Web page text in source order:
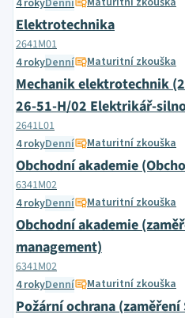
4 rokyDenní
Elektrotechnika
2641M01
4 rokyDenní Maturitní zkouška
Mechanik elektrotechnik
26-51-H/02 Elektrikář-
2641L01
4 rokyDenní Maturitní zkouška
Obchodní akademie
6341M02
4 rokyDenní Maturitní zkouška
Obchodní akademie
management)
6341M02
4 rokyDenní Maturitní zkouška
Požární ochrana